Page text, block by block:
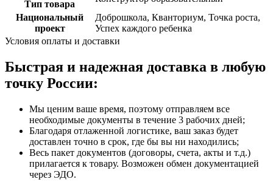
Тип товара
Национальный
проект
Доброшкола, Кванториум, Точка роста,
Успех каждого ребенка
Условия оплаты и доставки
Быстрая и надежная доставка в любую
точку России:
Мы ценим ваше время, поэтому отправляем все
необходимые документы в течение 3 рабочих дней;
Благодаря отлаженной логистике, ваш заказ будет
доставлен точно в срок, где бы вы ни находились;
Весь пакет документов (договоры, счета, акты и т.д.)
прилагается к товару. Возможен обмен документацией
через ЭДО.